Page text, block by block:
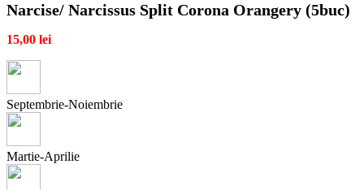
Narcise/ Narcissus Split Corona Orangery (5buc)
15,00 lei
Septembrie-Noiembrie
Martie-Aprilie